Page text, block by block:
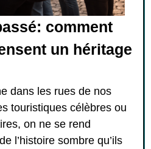
comment
un héritage
dans les rues de nos
touristiques célèbres ou
on ne se rend
l’histoire sombre qu’ils